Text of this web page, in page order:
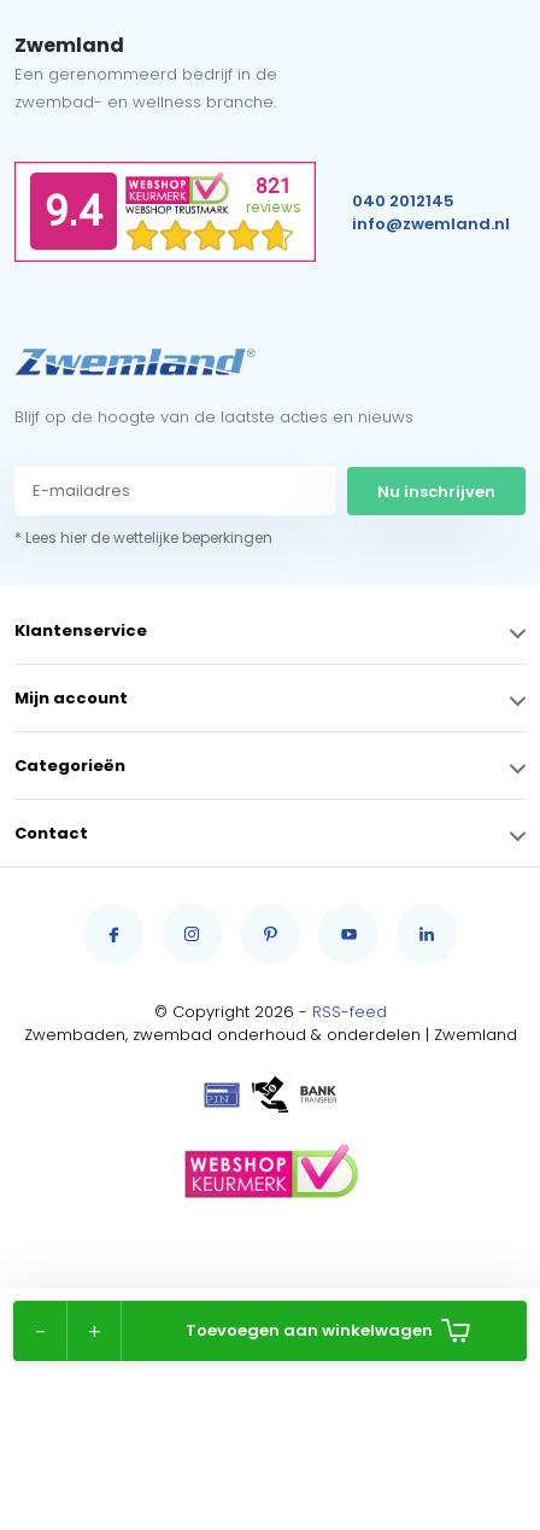
+
- Toevoegen aan winkelwagen
Zwemland
Een gerenommeerd bedrijf in de
zwembad- en wellness branche.
040 2012145
info@zwemland.nl
Blijf op de hoogte van de laatste acties en nieuws
Nu inschrijven
* Lees hier de wettelijke beperkingen
Klantenservice
Mijn account
Categorieën
Contact
© Copyright 2026 - RSS-feed
Zwembaden, zwembad onderhoud & onderdelen | Zwemland